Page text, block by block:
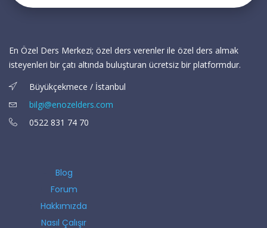
En Özel Ders Merkezi; özel ders verenler ile özel ders almak
isteyenleri bir çatı altında buluşturan ücretsiz bir platformdur.
Büyükçekmece / İstanbul
bilgi@enozelders.com
0522 831 74 70
Blog
Forum
Hakkımızda
Nasıl Çalışır